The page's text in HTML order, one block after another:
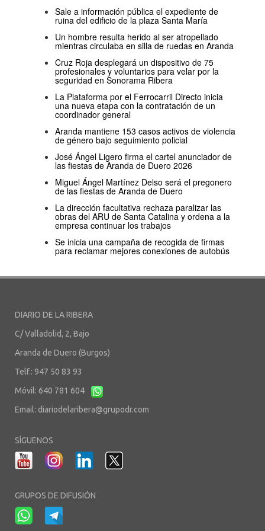
Sale a información pública el expediente de
ruina del edificio de la plaza Santa María
Un hombre resulta herido al ser atropellado
mientras circulaba en silla de ruedas en Aranda
Cruz Roja desplegará un dispositivo de 75
profesionales y voluntarios para velar por la
seguridad en Sonorama Ribera
La Plataforma por el Ferrocarril Directo inicia
una nueva etapa con la contratación de un
coordinador general
Aranda mantiene 153 casos activos de violencia
de género bajo seguimiento policial
José Ángel Ligero firma el cartel anunciador de
las fiestas de Aranda de Duero 2026
Miguel Ángel Martínez Delso será el pregonero
de las fiestas de Aranda de Duero
La dirección facultativa rechaza paralizar las
obras del ARU de Santa Catalina y ordena a la
empresa continuar los trabajos
Se inicia una campaña de recogida de firmas
para reclamar mejores conexiones de autobús
DIARIO DE LA RIBERA
C/ Valladolid, 2, Bajo
Aranda de Duero (Burgos)
Telf.: 947 50 83 93
Móvil: 640 781 604
Email: diariodelaribera@grupodr.com
SÍGUENOS
GRUPOS DE DIFUSIÓN